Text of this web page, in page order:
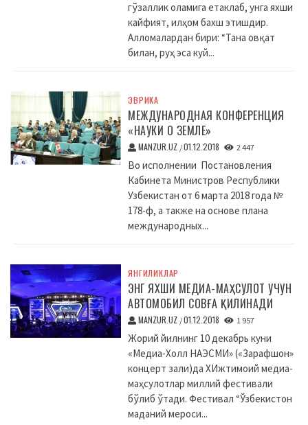
гўзаллик оламига етаклаб, унга яхши
кайфият, илҳом бахш этишдир.
Алломалардан бири: “Тана овқат
билан, руҳ эса куй...
ЭВРИКА
МЕЖДУНАРОДНАЯ КОНФЕРЕНЦИЯ
«НАУКИ О ЗЕМЛЕ»
MANZUR.UZ /01.12.2018 2 447
Во исполнении Постановления
Кабинета Министров Республики
Узбекистан от 6 марта 2018 года №
178-ф, а также на основе плана
международных...
ЯНГИЛИКЛАР
ЭНГ ЯХШИ МЕДИА-МАҲСУЛОТ УЧУН
АВТОМОБИЛ СОВҒА ҚИЛИНАДИ
MANZUR.UZ /01.12.2018 1 957
Жорий йилнинг 10 декабрь куни
«Медиа-Холл НАЭСМИ» («Зарафшон»
концерт зали)да XИжтимоий медиа-
маҳсулотлар миллий фестивали
бўлиб ўтади. Фестивал “Ўзбекистон
маданий мероси...